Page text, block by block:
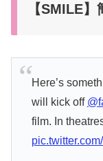
【SMILE
Here’s
will kick off
film. In